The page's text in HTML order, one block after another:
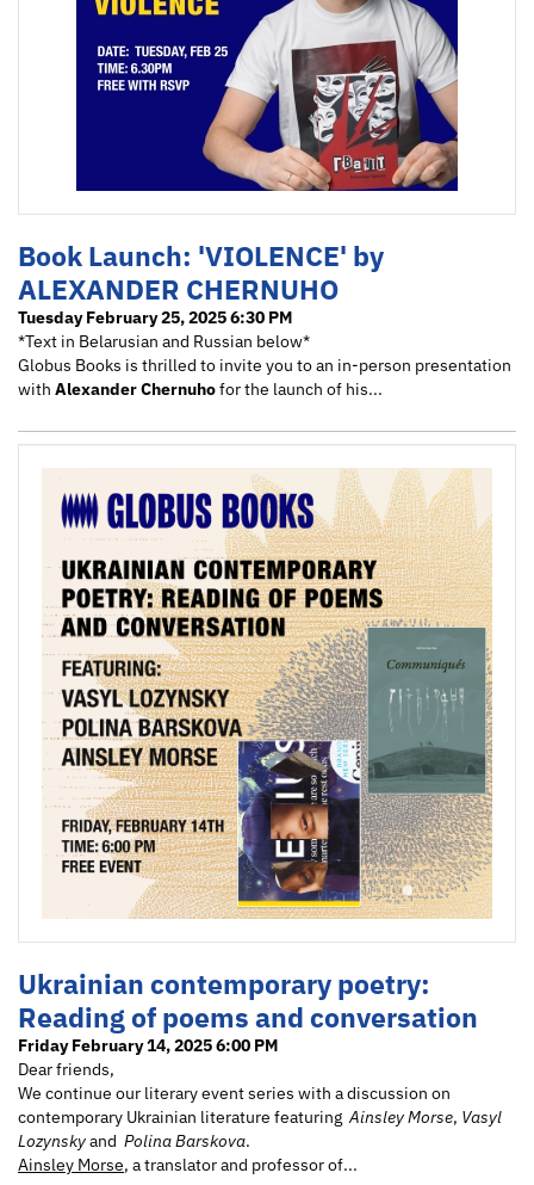
Book Launch: 'VIOLENCE' by
ALEXANDER CHERNUHO
Tuesday February 25, 2025 6:30 PM
*Text in Belarusian and Russian below*
Globus Books is thrilled to invite you to an in-person presentation
with Alexander Chernuhofor the launch of his...
Ukrainian contemporary poetry:
Reading of poems and conversation
Friday February 14, 2025 6:00 PM
Dear friends,
We continue our literary event series with a discussion on
contemporary Ukrainian literature featuring Ainsley Morse, Vasyl
Lozynskyand Polina Barskova.
Ainsley Morse, a translator and professor of...